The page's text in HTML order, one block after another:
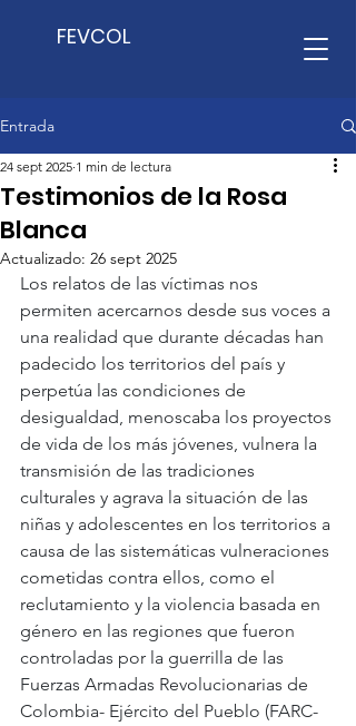
FEVCOL
Entrada
Testimonios de la Rosa
Blanca
24 sept 2025 1 min de lectura
Actualizado: 26 sept 2025
Los relatos de las víctimas nos
permiten acercarnos desde sus voces a
una realidad que durante décadas han
padecido los territorios del país y
perpetúa las condiciones de
desigualdad, menoscaba los proyectos
de vida de los más jóvenes, vulnera la
transmisión de las tradiciones
culturales y agrava la situación de las
niñas y adolescentes en los territorios a
causa de las sistemáticas vulneraciones
cometidas contra ellos, como el
reclutamiento y la violencia basada en
género en las regiones que fueron
controladas por la guerrilla de las
Fuerzas Armadas Revolucionarias de
Colombia- Ejército del Pueblo (FARC-